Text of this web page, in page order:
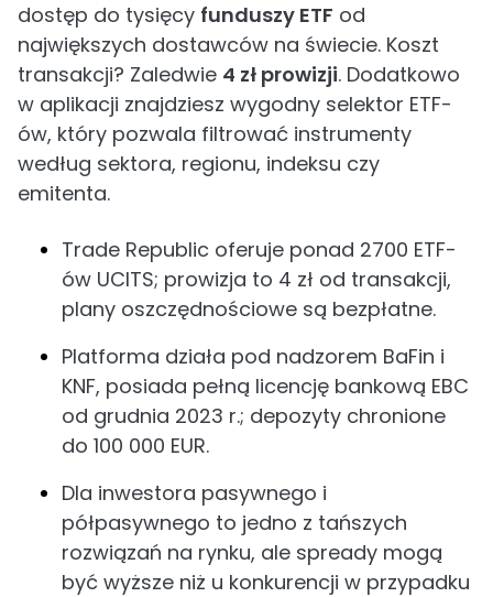
dostęp do tysięcy funduszy ETF od
największych dostawców na świecie. Koszt
transakcji? Zaledwie 4 zł prowizji. Dodatkowo
w aplikacji znajdziesz wygodny selektor ETF-
ów, który pozwala filtrować instrumenty
według sektora, regionu, indeksu czy
emitenta.
Trade Republic oferuje ponad 2700 ETF-
ów UCITS; prowizja to 4 zł od transakcji,
plany oszczędnościowe są bezpłatne.
Platforma działa pod nadzorem BaFin i
KNF, posiada pełną licencję bankową EBC
od grudnia 2023 r.; depozyty chronione
do 100 000 EUR.
Dla inwestora pasywnego i
półpasywnego to jedno z tańszych
rozwiązań na rynku, ale spready mogą
być wyższe niż u konkurencji w przypadku